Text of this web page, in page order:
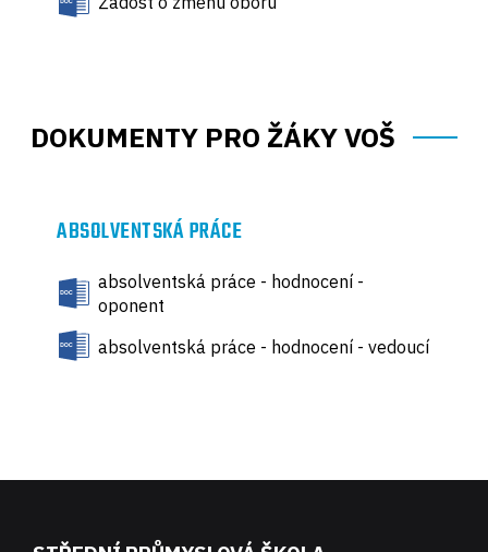
DOKUMENTY PRO ŽÁKY VOŠ
ABSOLVENTSKÁ PRÁCE
absolventská práce - hodnocení -
oponent
absolventská práce - hodnocení - vedoucí